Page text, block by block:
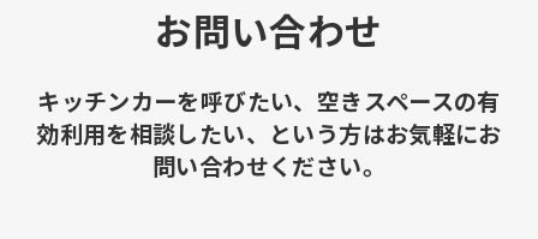
お問い合わせ
キッチンカーを呼びたい、空きスペースの有
効利用を相談したい、という方はお気軽にお
問い合わせください。